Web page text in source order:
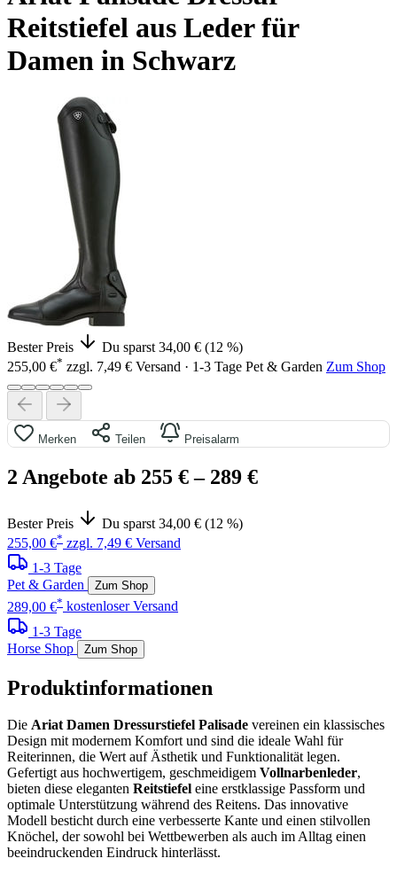
Reitstiefel aus Leder für
Damen in Schwarz
Bester Preis
Du sparst 34,00 € (12 %)
255,00 €* zzgl. 7,49 € Versand · 1-3 Tage Pet & Garden Zum Shop
Merken Teilen Preisalarm
2 Angebote ab 255 €– 289 €
Bester Preis
Du sparst 34,00 € (12 %)
255,00 €* zzgl. 7,49 € Versand
1-3 Tage
Pet & Garden
Zum Shop
289,00 €* kostenloser Versand
1-3 Tage
Horse Shop
Zum Shop
Produktinformationen
Die Ariat Damen Dressurstiefel Palisade vereinen ein klassisches
Design mit modernem Komfort und sind die ideale Wahl für
Reiterinnen, die Wert auf Ästhetik und Funktionalität legen.
Gefertigt aus hochwertigem, geschmeidigem Vollnarbenleder,
bieten diese eleganten Reitstiefel eine erstklassige Passform und
optimale Unterstützung während des Reitens. Das innovative
Modell besticht durch eine verbesserte Kante und einen stilvollen
Knöchel, der sowohl bei Wettbewerben als auch im Alltag einen
beeindruckenden Eindruck hinterlässt.